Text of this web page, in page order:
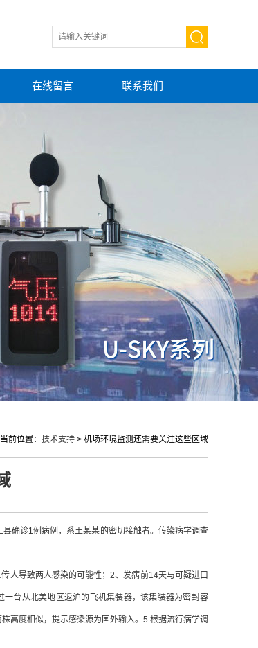
在线留言 联系我们
当前位置： 技术支持 > 机场环境监测还需要关注这些区域
确诊1例病例，系王某某的密切接触者。传染病学调查
人导致两人感染的可能性；2、发病前14天与可疑进口
台从北美地区返沪的飞机集装器，该集装器为密封容
高度相似，提示感染源为国外输入。5.根据流行病学调